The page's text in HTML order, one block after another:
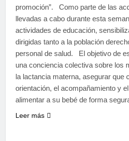
promoción”. Como parte de las
llevadas a cabo durante esta
actividades de educación,
dirigidas tanto a la población
personal de salud. El objetivo de
una conciencia colectiva sobre los
la lactancia materna, asegurar que
orientación, el acompañamiento y
alimentar a su bebé de forma
Leer más